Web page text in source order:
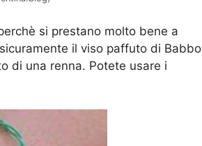
si prestano molto bene a
il viso paffuto di Babbo
di una renna. Potete usare i